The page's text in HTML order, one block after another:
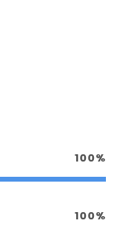
100%
100%